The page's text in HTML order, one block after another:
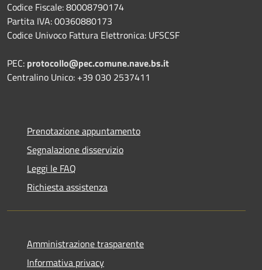
Codice Fiscale: 80008790174
Partita IVA: 00360880173
Codice Univoco Fattura Elettronica: UFSCSF
PEC: protocollo@pec.comune.nave.bs.it
Centralino Unico: +39 030 2537411
Prenotazione appuntamento
Segnalazione disservizio
Leggi le FAQ
Richiesta assistenza
Amministrazione trasparente
Informativa privacy